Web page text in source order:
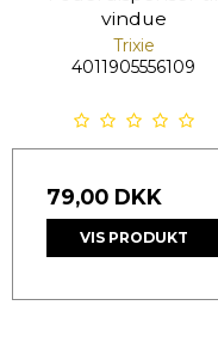
vindue
Trixie
4011905556109
79,00 DKK
VIS PRODUKT